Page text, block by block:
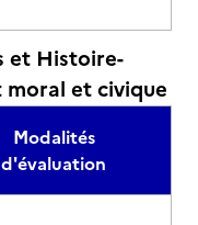
et Histoire-
moral et civique
Modalités
d'évaluation